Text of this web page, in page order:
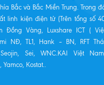
Bắc và Bắc Miền Trung. Trong
linh kiện điện tử (Trên tổng số
Đồng Vàng, Luxshare ICT (
NĐ, TL1, Hank – BN, RFT
Sei, WNC.KAI Việt
Kostat..